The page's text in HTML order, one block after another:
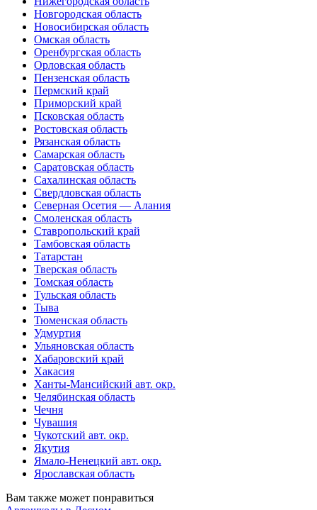
Новгородская область
Новосибирская область
Омская область
Оренбургская область
Орловская область
Пензенская область
Пермский край
Приморский край
Псковская область
Ростовская область
Рязанская область
Самарская область
Саратовская область
Сахалинская область
Свердловская область
Северная Осетия — Алания
Смоленская область
Ставропольский край
Тамбовская область
Татарстан
Тверская область
Томская область
Тульская область
Тыва
Тюменская область
Удмуртия
Ульяновская область
Хабаровский край
Хакасия
Ханты-Мансийский авт. окр.
Челябинская область
Чечня
Чувашия
Чукотский авт. окр.
Якутия
Ямало-Ненецкий авт. окр.
Ярославская область
Вам также может понравиться